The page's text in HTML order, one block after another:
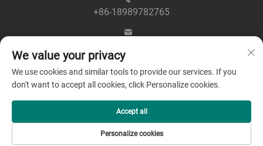
+86-18989782765
Telif Hakkı © 2025 Zhejiang Greenpower Elektrik San. ve
Tic. A.Ş. Tarafından Saklıdır -Gizlilik Politikası
We value your privacy
We use cookies and similar tools to provide our services. If you
don't want to accept all cookies, click Personalize cookies.
Personalize cookies
Accept all